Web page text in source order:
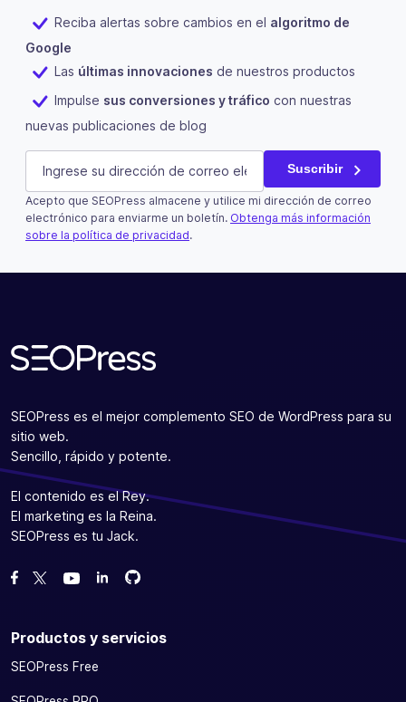
Reciba alertas sobre cambios en el algoritmo de
Google
Las últimas innovaciones de nuestros productos
Impulse sus conversiones y tráfico con nuestras
nuevas publicaciones de blog
Facebook
Este campo es un campo de validación y debe quedar
E-mail (Obligatorio) Suscribir
Acepto que SEOPress almacene y utilice mi dirección de correo
electrónico para enviarme un boletín. Obtenga más información
sobre la política de privacidad.
SEOPress es el mejor complemento SEO de WordPress para su
sitio web.
Sencillo, rápido y potente.
El contenido es el Rey.
El marketing es la Reina.
SEOPress es tu Jack.
Danos like en Facebook
Síguenos en Twitter
Míranos en YouTube
Bifurcanos en GitHub
Bifurcanos en GitHub
Productos y servicios
SEOPress Free